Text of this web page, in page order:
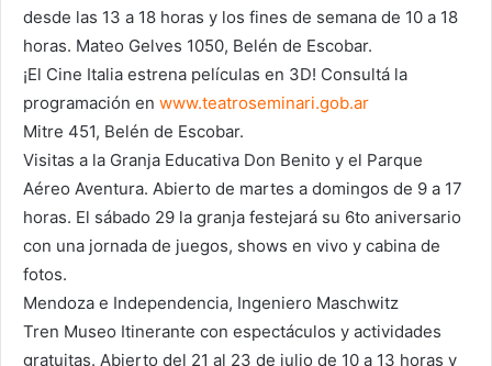
desde las 13 a 18 horas y los fines de semana de 10 a 18
horas. Mateo Gelves 1050, Belén de Escobar.
¡El Cine Italia estrena películas en 3D! Consultá la
programación en www.teatroseminari.gob.ar
Mitre 451, Belén de Escobar.
Visitas a la Granja Educativa Don Benito y el Parque
Aéreo Aventura. Abierto de martes a domingos de 9 a 17
horas. El sábado 29 la granja festejará su 6to aniversario
con una jornada de juegos, shows en vivo y cabina de
fotos.
Mendoza e Independencia, Ingeniero Maschwitz
Tren Museo Itinerante con espectáculos y actividades
gratuitas. Abierto del 21 al 23 de julio de 10 a 13 horas y